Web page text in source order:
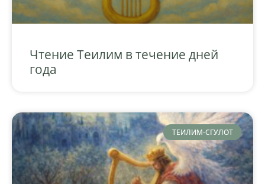
Чтение Теилим в течение дней
года
ТЕИЛИМ-СГУЛОТ